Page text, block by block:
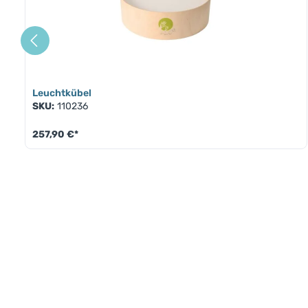
Leuchtkübel
SKU: 110236
257,90 €*